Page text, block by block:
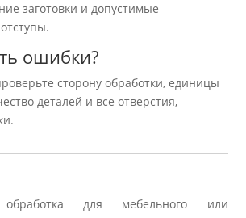
заготовки и допустимые
ошибки?
сторону обработки, единицы
деталей и все отверстия,
обработка для мебельного или